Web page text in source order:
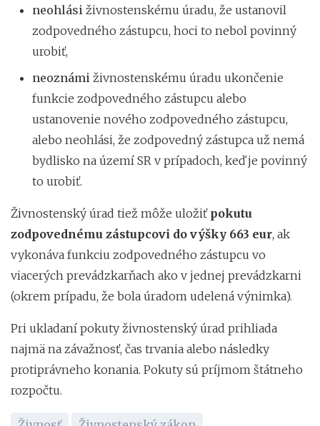
neohlási živnostenskému úradu, že ustanovil
zodpovedného zástupcu, hoci to nebol povinný
urobiť,
neoznámi živnostenskému úradu ukončenie
funkcie zodpovedného zástupcu alebo
ustanovenie nového zodpovedného zástupcu,
alebo neohlási, že zodpovedný zástupca už nemá
bydlisko na území SR v prípadoch, keď je povinný
to urobiť.
Živnostenský úrad tiež môže uložiť pokutu
zodpovednému zástupcovi do výšky 663 eur, ak
vykonáva funkciu zodpovedného zástupcu vo
viacerých prevádzkarňach ako v jednej prevádzkarni
(okrem prípadu, že bola úradom udelená výnimka).
Pri ukladaní pokuty živnostenský úrad prihliada
najmä na závažnosť, čas trvania alebo následky
protiprávneho konania. Pokuty sú príjmom štátneho
rozpočtu.